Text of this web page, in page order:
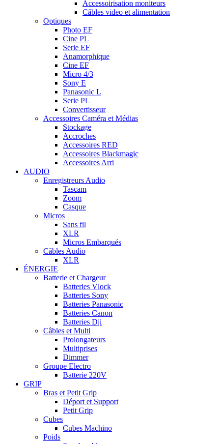
Accessoirisation moniteurs
Câbles video et alimentation
Optiques
Photo EF
Cine PL
Serie EF
Anamorphique
Cine EF
Micro 4/3
Sony E
Panasonic L
Serie PL
Convertisseur
Accessoires Caméra et Médias
Stockage
Accroches
Accessoires RED
Accessoires Blackmagic
Accessoires Arri
AUDIO
Enregistreurs Audio
Tascam
Zoom
Casque
Micros
Sans fil
XLR
Micros Embarqués
Câbles Audio
XLR
ÉNERGIE
Batterie et Chargeur
Batteries Vlock
Batteries Sony
Batteries Panasonic
Batteries Canon
Batteries Dji
Câbles et Multi
Prolongateurs
Multiprises
Dimmer
Groupe Electro
Batterie 220V
GRIP
Bras et Petit Grip
Déport et Support
Petit Grip
Cubes
Cubes Machino
Poids